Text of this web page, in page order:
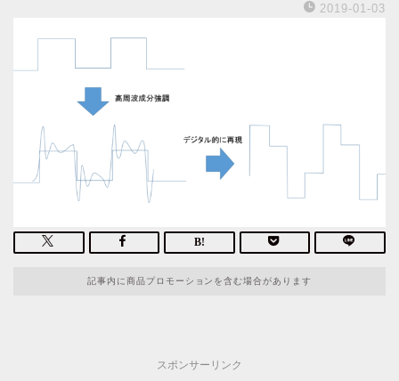
2019-01-03
記事内に商品プロモーションを含む場合があります
スポンサーリンク